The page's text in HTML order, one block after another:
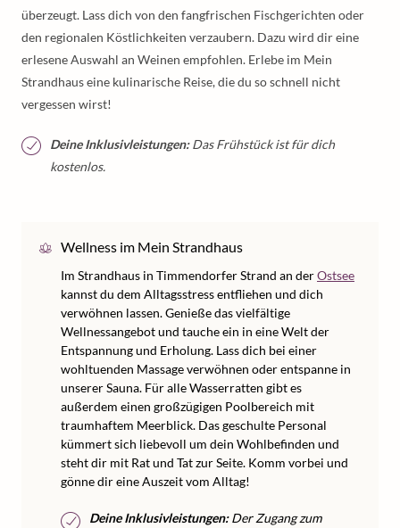
überzeugt. Lass dich von den fangfrischen Fischgerichten oder
den regionalen Köstlichkeiten verzaubern. Dazu wird dir eine
erlesene Auswahl an Weinen empfohlen. Erlebe im Mein
Strandhaus eine kulinarische Reise, die du so schnell nicht
vergessen wirst!
Deine Inklusivleistungen:Das Frühstück ist für dich
kostenlos.
Wellness im Mein Strandhaus
Im Strandhaus in Timmendorfer Strand an derOstsee
kannst du dem Alltagsstress entfliehen und dich
verwöhnen lassen. Genieße das vielfältige
Wellnessangebot und tauche ein in eine Welt der
Entspannung und Erholung. Lass dich bei einer
wohltuenden Massage verwöhnen oder entspanne in
unserer Sauna. Für alle Wasserratten gibt es
außerdem einen großzügigen Poolbereich mit
traumhaftem Meerblick. Das geschulte Personal
kümmert sich liebevoll um dein Wohlbefinden und
steht dir mit Rat und Tat zur Seite. Komm vorbei und
gönne dir eine Auszeit vom Alltag!
Deine Inklusivleistungen:Der Zugang zum